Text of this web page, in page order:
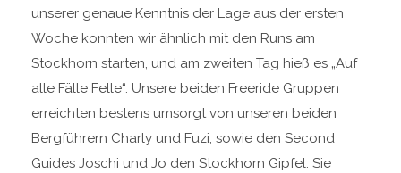
unserer genaue Kenntnis der Lage aus der ersten
Woche konnten wir ähnlich mit den Runs am
Stockhorn starten, und am zweiten Tag hieß es „Auf
alle Fälle Felle“. Unsere beiden Freeride Gruppen
erreichten bestens umsorgt von unseren beiden
Bergführern Charly und Fuzi, sowie den Second
Guides Joschi und Jo den Stockhorn Gipfel. Sie